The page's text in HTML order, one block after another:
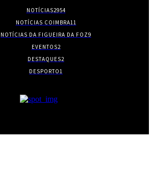
NOTÍCIAS2954
NOTÍCIAS COIMBRA11
NOTÍCIAS DA FIGUEIRA DA FOZ9
EVENTOS2
DESTAQUES2
DESPORTO1